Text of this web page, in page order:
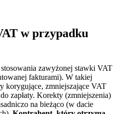
w przypadku
zawyżonej stawki VAT
fakturami). W takiej
korygujące, zmniejszające VAT
zapłaty. Korekty (zmniejszenia)
na bieżąco (w dacie